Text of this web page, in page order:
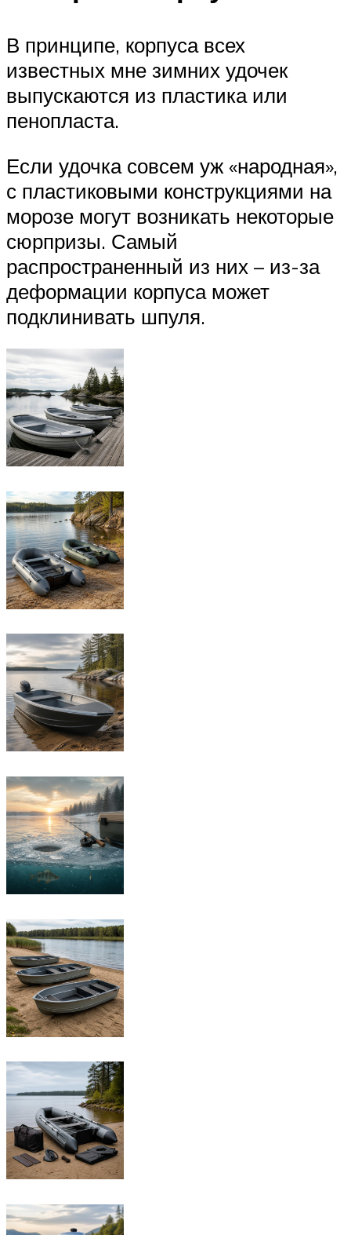
В принципе, корпуса всех
известных мне зимних удочек
выпускаются из пластика или
пенопласта.
Если удочка совсем уж «народная»,
с пластиковыми конструкциями на
морозе могут возникать некоторые
сюрпризы. Самый
распространенный из них – из-за
деформации корпуса может
подклинивать шпуля.